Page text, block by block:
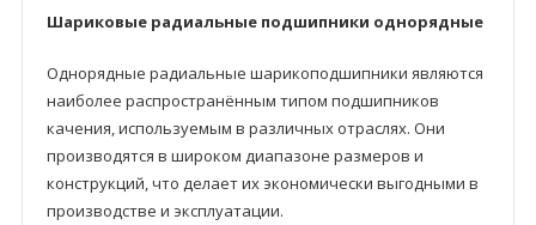
Шариковые радиальные подшипники однорядные
Однорядные радиальные шарикоподшипники являются
наиболее распространённым типом подшипников
качения, используемым в различных отраслях. Они
производятся в широком диапазоне размеров и
конструкций, что делает их экономически выгодными в
производстве и эксплуатации.